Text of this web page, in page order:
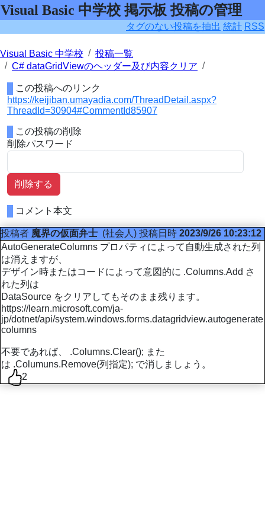
Visual Basic 中学校 掲示板 投稿の管理
タグのない投稿を抽出 統計 RSS
Visual Basic 中学校
投稿一覧
C# dataGridViewのヘッダー及び内容クリア
この投稿へのリンク
https://keijiban.umayadia.com/ThreadDetail.aspx?
ThreadId=30904#CommentId85907
この投稿の削除
削除パスワード
削除する
コメント本文
投稿者 魔界の仮面弁士 (社会人) 投稿日時 2023/9/26 10:23:12
AutoGenerateColumns プロパティによって自動生成された列
は消えますが、
デザイン時またはコードによって意図的に .Columns.Add さ
れた列は
DataSource をクリアしてもそのまま残ります。
https://learn.microsoft.com/ja-
jp/dotnet/api/system.windows.forms.datagridview.autogenerate
columns
不要であれば、 .Columns.Clear(); また
は .Columuns.Remove(列指定); で消しましょう。
2